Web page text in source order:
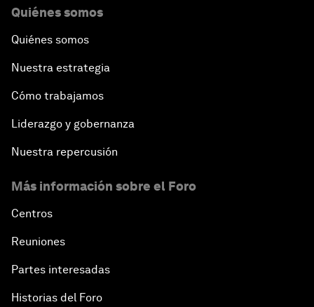
Quiénes somos
Quiénes somos
Nuestra estrategia
Cómo trabajamos
Liderazgo y gobernanza
Nuestra repercusión
Más información sobre el Foro
Centros
Reuniones
Partes interesadas
Historias del Foro